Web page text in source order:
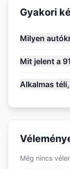
Gyakori
Milyen
Mit jelent a
Alkalmas
Még nincs